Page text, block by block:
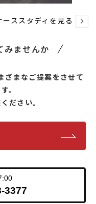
ーススタディを見る
みませんか
ざまなご提案をさせて
。
ださい。
3377